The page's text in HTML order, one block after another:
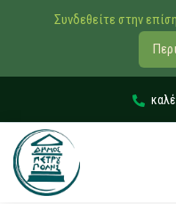
Συνδεθείτε στην